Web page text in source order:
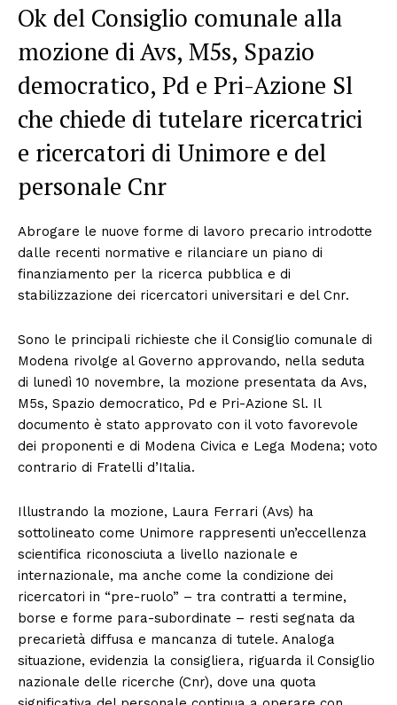
Ok del Consiglio comunale alla
mozione di Avs, M5s, Spazio
democratico, Pd e Pri-Azione Sl
che chiede di tutelare ricercatrici
e ricercatori di Unimore e del
personale Cnr
Abrogare le nuove forme di lavoro precario introdotte
dalle recenti normative e rilanciare un piano di
finanziamento per la ricerca pubblica e di
stabilizzazione dei ricercatori universitari e del Cnr.
Sono le principali richieste che il Consiglio comunale di
Modena rivolge al Governo approvando, nella seduta
di lunedì 10 novembre, la mozione presentata da Avs,
M5s, Spazio democratico, Pd e Pri-Azione Sl. Il
documento è stato approvato con il voto favorevole
dei proponenti e di Modena Civica e Lega Modena; voto
contrario di Fratelli d’Italia.
Illustrando la mozione, Laura Ferrari (Avs) ha
sottolineato come Unimore rappresenti un’eccellenza
scientifica riconosciuta a livello nazionale e
internazionale, ma anche come la condizione dei
ricercatori in “pre-ruolo” – tra contratti a termine,
borse e forme para-subordinate – resti segnata da
precarietà diffusa e mancanza di tutele. Analoga
situazione, evidenzia la consigliera, riguarda il Consiglio
nazionale delle ricerche (Cnr), dove una quota